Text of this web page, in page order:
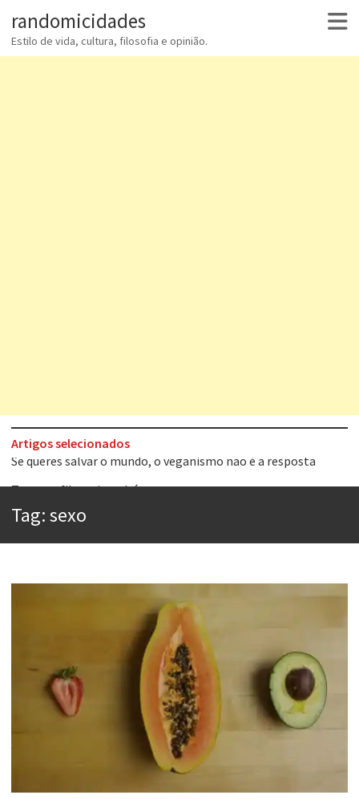
randomicidades
Estilo de vida, cultura, filosofia e opinião.
Artigos selecionados
Tem que filmar isso daí
Aprender a fracassar é o segredo do sucesso
Esse tal de Rock Gaúcho
Os causos de Jorge Luis Borges
Voto obrigatório é correto?
Se queres salvar o mundo, o veganismo não é a resposta
Tag:sexo